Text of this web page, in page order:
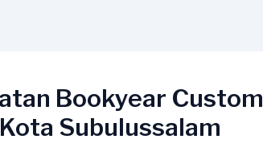
Bookyear Custom
Subulussalam